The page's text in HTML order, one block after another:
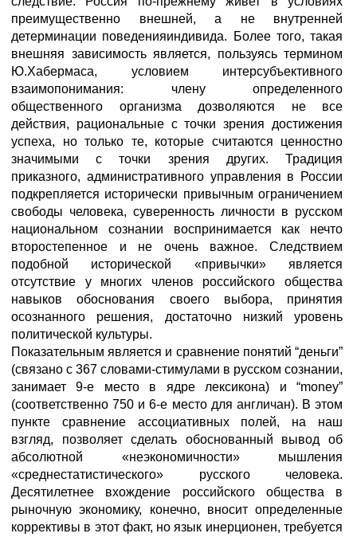
преимущественно внешней, а не внутренней
детерминации поведенияиндивида. Более того, такая
внешняя зависимость является, пользуясь термином
Ю.Хабермаса, условием интерсубъективного
взаимопонимания: члену определенного
общественного организма дозволяются не все
действия, рациональные с точки зрения достижения
успеха, но только те, которые считаются ценностно
значимыми с точки зрения других. Традиция
приказного, административного управления в России
подкрепляется исторически привычным ограничением
свободы человека, суверенность личности в русском
национальном сознании воспринимается как нечто
второстепенное и не очень важное. Следствием
подобной исторической «привычки» является
отсутствие у многих членов российского общества
навыков обоснования своего выбора, принятия
осознанного решения, достаточно низкий уровень
политической культуры.
Показательным является и сравнение понятий “деньги”
(связано с 367 словами-стимулами в русском сознании,
занимает 9-е место в ядре лексикона) и “money”
(соответственно 750 и 6-е место для англичан). В этом
пункте сравнение ассоциативных полей, на наш
взгляд, позволяет сделать обоснованный вывод об
абсолютной «неэкономичности» мышления
«среднестатистического» русского человека.
Десятилетнее вхождение российского общества в
рыночную экономику, конечно, вносит определенные
коррективы в этот факт, но язык инерционен, требуется